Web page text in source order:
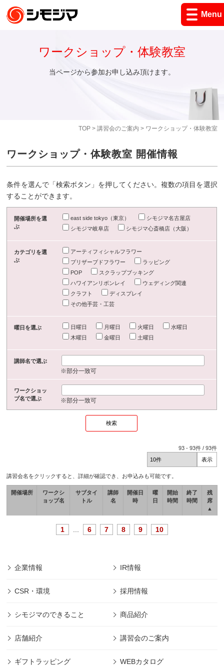
Menu
TOP> 講習会のご案内 > ワークショップ・体験教室
ワークショップ・体験教室
当ページから参加お申し込み頂けます。
ワークショップ・体験教室 開催情報
条件を選んで「検索ボタン」を押してください。複数の項目を選択
することができます。
開催場所を選
ぶ
east side tokyo（東京）
シモジマ名古屋店
シモジマ岐阜店
シモジマ心斎橋店（大阪）
カテゴリを選
ぶ
アーティフィシャルフラワー
プリザーブドフラワー
ラッピング
POP
スクラップブッキング
ハワイアンリボンレイ
ウェディング関連
クラフト
ディスプレイ
その他手芸・工芸
曜日を選ぶ 日曜日 月曜日 火曜日
水曜日
木曜日
金曜日 土曜日
講師名で選ぶ
※部分一致可
ワークショッ
プ名で選ぶ
※部分一致可
93 -93件 /93件
講習会名をクリックすると、詳細が確認でき、お申込みも可能です。
開催場所
ワークシ
ョップ名
サブタイ
トル
講師
名
開催日
時
曜
日
開始
時間
終了
時間
残
席
▲
1 6 7 8 9 10
企業情報 IR情報
CSR・環境 採用情報
シモジマのできること 商品紹介
店舗紹介 講習会のご案内
ギフトラッピング WEBカタログ